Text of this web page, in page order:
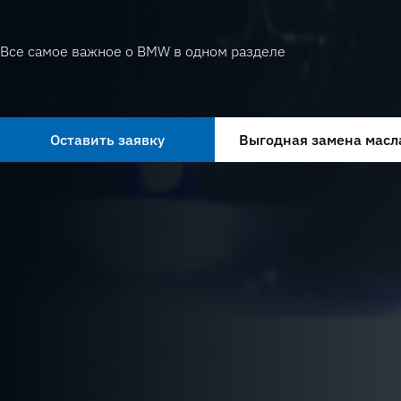
Все самое важное о BMW в одном разделе
Оставить заявку Выгодная замена